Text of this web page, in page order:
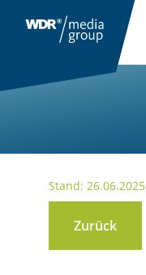
Stand: 26.06.2025
Zurück